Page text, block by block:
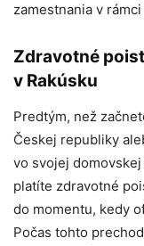
zamestnania v rámci
Zdravotné
v Rakúsku
Predtým, než
Českej republiky
vo svojej
platíte zdravotné
do momentu, kedy
Počas tohto